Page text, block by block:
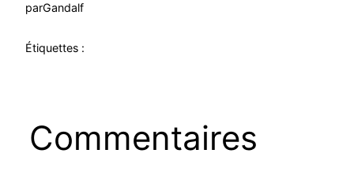
parGandalf
Étiquettes :
Commentaires